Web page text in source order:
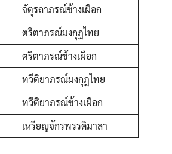
จัตุรถาภรณ์ช้างเผือก
ตริตาภรณ์มงกุฎไทย
ตริตาภรณ์ช้างเผือก
ทวีติยาภรณ์มงกุฎไทย
ทวีติยาภรณ์ช้างเผือก
เหรียญจักรพรรดิมาลา